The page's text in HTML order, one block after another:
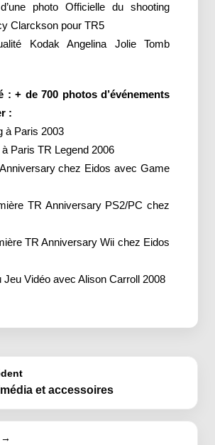
photo Officielle du shooting
Clarckson pour TR5
Kodak Angelina Jolie Tomb
: + de 700 photos d’événements
:
à Paris 2003
Paris TR Legend 2006
chez Eidos avec Game
TR Anniversary PS2/PC chez
TR Anniversary Wii chez Eidos
Jeu Vidéo avec Alison Carroll 2008
et accessoires
→